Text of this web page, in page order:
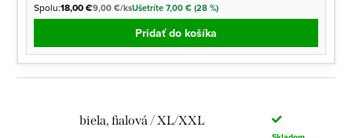
Spolu:18,00 €9,00 €/ksUšetríte 7,00 € (28 %)
Pridať do košíka
biela, fialová / XL/XXL